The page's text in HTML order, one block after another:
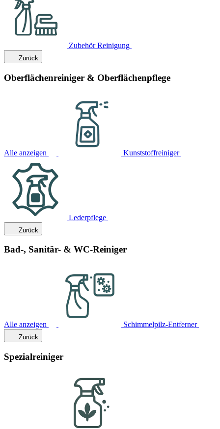
Zubehör Reinigung
Zurück
Oberflächenreiniger & Oberflächenpflege
Alle anzeigen Kunststoffreiniger
Lederpflege
Zurück
Bad-, Sanitär- & WC-Reiniger
Alle anzeigen Schimmelpilz-Entferner
Zurück
Spezialreiniger